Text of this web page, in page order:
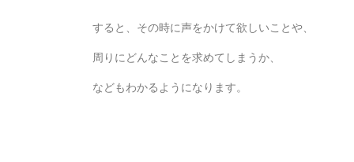
すると、その時に声をかけて欲しいことや、
周りにどんなことを求めてしまうか、
などもわかるようになります。